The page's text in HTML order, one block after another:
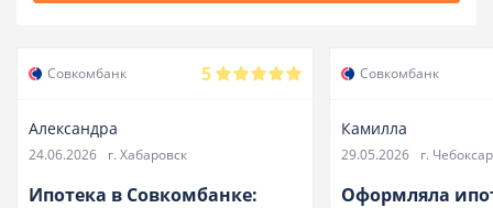
Совкомбанк 5
Александра
24.06.2026 г. Хабаровск
Ипотека в Совкомбанке:
Совкомбанк
Камилла
29.05.2026 г.
Оформляла